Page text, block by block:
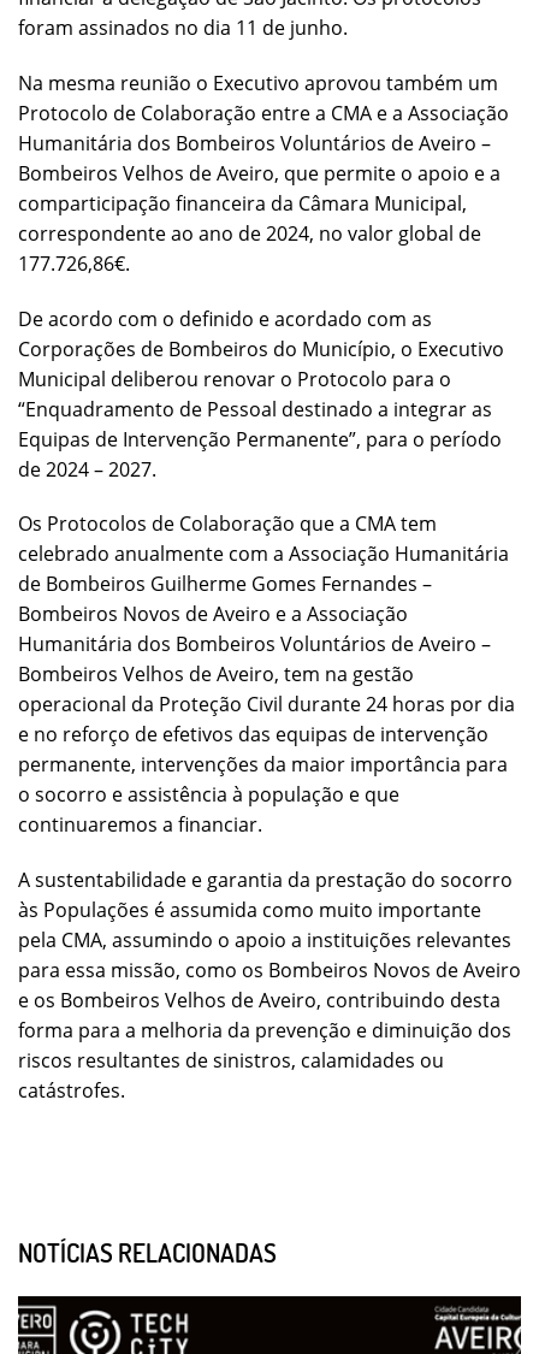
foram assinados no dia 11 de junho.
Na mesma reunião o Executivo aprovou também um
Protocolo de Colaboração entre a CMA e a Associação
Humanitária dos Bombeiros Voluntários de Aveiro –
Bombeiros Velhos de Aveiro, que permite o apoio e a
comparticipação financeira da Câmara Municipal,
correspondente ao ano de 2024, no valor global de
177.726,86€.
De acordo com o definido e acordado com as
Corporações de Bombeiros do Município, o Executivo
Municipal deliberou renovar o Protocolo para o
“Enquadramento de Pessoal destinado a integrar as
Equipas de Intervenção Permanente”, para o período
de 2024 – 2027.
Os Protocolos de Colaboração que a CMA tem
celebrado anualmente com a Associação Humanitária
de Bombeiros Guilherme Gomes Fernandes –
Bombeiros Novos de Aveiro e a Associação
Humanitária dos Bombeiros Voluntários de Aveiro –
Bombeiros Velhos de Aveiro, tem na gestão
operacional da Proteção Civil durante 24 horas por dia
e no reforço de efetivos das equipas de intervenção
permanente, intervenções da maior importância para
o socorro e assistência à população e que
continuaremos a financiar.
A sustentabilidade e garantia da prestação do socorro
às Populações é assumida como muito importante
pela CMA, assumindo o apoio a instituições relevantes
para essa missão, como os Bombeiros Novos de Aveiro
e os Bombeiros Velhos de Aveiro, contribuindo desta
forma para a melhoria da prevenção e diminuição dos
riscos resultantes de sinistros, calamidades ou
catástrofes.
NOTÍCIAS RELACIONADAS